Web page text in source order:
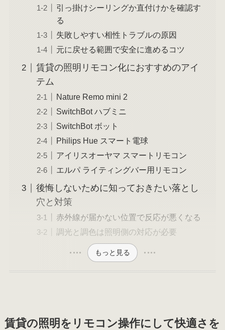
引っ掛けシーリングか直付けかを確認す
る
失敗しやすい相性トラブルの原因
元に戻せる範囲で安全に進めるコツ
賃貸の照明リモコン化におすすめのアイ
テム
Nature Remo mini 2
SwitchBot ハブミニ
SwitchBot ボット
Philips Hue スマート電球
アイリスオーヤマ スマートリモコン
エルパ ライティングバー用リモコン
後悔しないために知っておきたい落とし
穴と対策
赤外線が届かない位置で反応が悪くなる
調光と調色は照明側の対応が必要
もっと見る
賃貸の照明をリモコン操作にして快適さを